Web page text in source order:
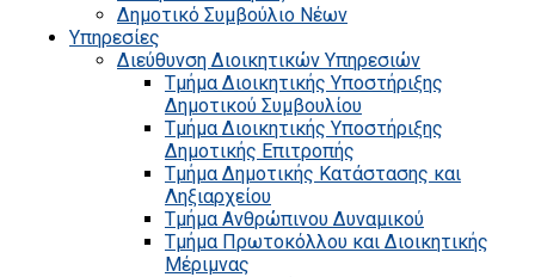
Δημοτικό Συμβούλιο Νέων
Υπηρεσίες
Διεύθυνση Διοικητικών Υπηρεσιών
Τμήμα Διοικητικής Υποστήριξης
Δημοτικού Συμβουλίου
Τμήμα Διοικητικής Υποστήριξης
Δημοτικής Επιτροπής
Τμήμα Δημοτικής Κατάστασης και
Ληξιαρχείου
Τμήμα Ανθρώπινου Δυναμικού
Τμήμα Πρωτοκόλλου και Διοικητικής
Μέριμνας